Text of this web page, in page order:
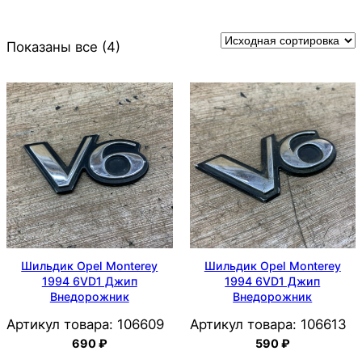
Показаны все (4)
Шильдик Opel Monterey
1994 6VD1 Джип
Внедорожник
Артикул товара: 106609
690₽
Шильдик Opel Monterey
1994 6VD1 Джип
Внедорожник
Артикул товара: 106613
590₽